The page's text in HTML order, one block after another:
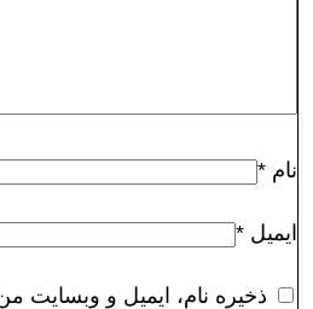
نام *
ایمیل *
ذخیره نام، ایمیل و وبسایت